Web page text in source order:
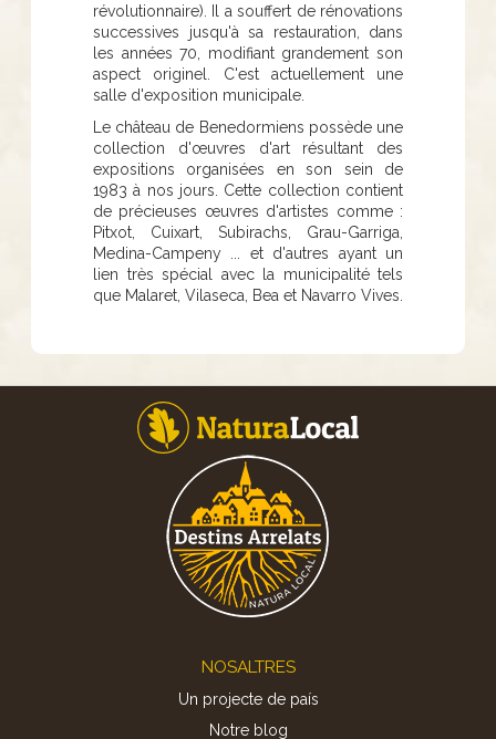
révolutionnaire). Il a souffert de rénovations
successives jusqu'à sa restauration, dans
les années 70, modifiant grandement son
aspect originel. C'est actuellement une
salle d'exposition municipale.
Le château de Benedormiens possède une
collection d'œuvres d'art résultant des
expositions organisées en son sein de
1983 à nos jours. Cette collection contient
de précieuses œuvres d'artistes comme :
Pitxot, Cuixart, Subirachs, Grau-Garriga,
Medina-Campeny ... et d'autres ayant un
lien très spécial avec la municipalité tels
que Malaret, Vilaseca, Bea et Navarro Vives.
NOSALTRES
Un projecte de país
Notre blog